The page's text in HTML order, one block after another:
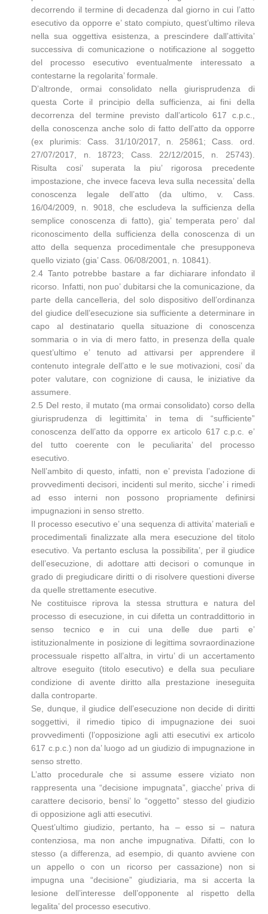
decorrendo il termine di decadenza dal giorno in cui l’atto
esecutivo da opporre e’ stato compiuto, quest’ultimo rileva
nella sua oggettiva esistenza, a prescindere dall’attivita’
successiva di comunicazione o notificazione al soggetto
del processo esecutivo eventualmente interessato a
contestarne la regolarita’ formale.
D’altronde, ormai consolidato nella giurisprudenza di
questa Corte il principio della sufficienza, ai fini della
decorrenza del termine previsto dall’articolo 617 c.p.c.,
della conoscenza anche solo di fatto dell’atto da opporre
(ex plurimis: Cass. 31/10/2017, n. 25861; Cass. ord.
27/07/2017, n. 18723; Cass. 22/12/2015, n. 25743).
Risulta cosi’ superata la piu’ rigorosa precedente
impostazione, che invece faceva leva sulla necessita’ della
conoscenza legale dell’atto (da ultimo, v. Cass.
16/04/2009, n. 9018, che escludeva la sufficienza della
semplice conoscenza di fatto), gia’ temperata pero’ dal
riconoscimento della sufficienza della conoscenza di un
atto della sequenza procedimentale che presupponeva
quello viziato (gia’ Cass. 06/08/2001, n. 10841).
2.4 Tanto potrebbe bastare a far dichiarare infondato il
ricorso. Infatti, non puo’ dubitarsi che la comunicazione, da
parte della cancelleria, del solo dispositivo dell’ordinanza
del giudice dell’esecuzione sia sufficiente a determinare in
capo al destinatario quella situazione di conoscenza
sommaria o in via di mero fatto, in presenza della quale
quest’ultimo e’ tenuto ad attivarsi per apprendere il
contenuto integrale dell’atto e le sue motivazioni, cosi’ da
poter valutare, con cognizione di causa, le iniziative da
assumere.
2.5 Del resto, il mutato (ma ormai consolidato) corso della
giurisprudenza di legittimita’ in tema di “sufficiente”
conoscenza dell’atto da opporre ex articolo 617 c.p.c. e’
del tutto coerente con le peculiarita’ del processo
esecutivo.
Nell’ambito di questo, infatti, non e’ prevista l’adozione di
provvedimenti decisori, incidenti sul merito, sicche’ i rimedi
ad esso interni non possono propriamente definirsi
impugnazioni in senso stretto.
Il processo esecutivo e’ una sequenza di attivita’ materiali e
procedimentali finalizzate alla mera esecuzione del titolo
esecutivo. Va pertanto esclusa la possibilita’, per il giudice
dell’esecuzione, di adottare atti decisori o comunque in
grado di pregiudicare diritti o di risolvere questioni diverse
da quelle strettamente esecutive.
Ne costituisce riprova la stessa struttura e natura del
processo di esecuzione, in cui difetta un contraddittorio in
senso tecnico e in cui una delle due parti e’
istituzionalmente in posizione di legittima sovraordinazione
processuale rispetto all’altra, in virtu’ di un accertamento
altrove eseguito (titolo esecutivo) e della sua peculiare
condizione di avente diritto alla prestazione ineseguita
dalla controparte.
Se, dunque, il giudice dell’esecuzione non decide di diritti
soggettivi, il rimedio tipico di impugnazione dei suoi
provvedimenti (l’opposizione agli atti esecutivi ex articolo
617 c.p.c.) non da’ luogo ad un giudizio di impugnazione in
senso stretto.
L’atto procedurale che si assume essere viziato non
rappresenta una “decisione impugnata”, giacche’ priva di
carattere decisorio, bensi’ lo “oggetto” stesso del giudizio
di opposizione agli atti esecutivi.
Quest’ultimo giudizio, pertanto, ha – esso si – natura
contenziosa, ma non anche impugnativa. Difatti, con lo
stesso (a differenza, ad esempio, di quanto avviene con
un appello o con un ricorso per cassazione) non si
impugna una “decisione” giudiziaria, ma si accerta la
lesione dell’interesse dell’opponente al rispetto della
legalita’ del processo esecutivo.